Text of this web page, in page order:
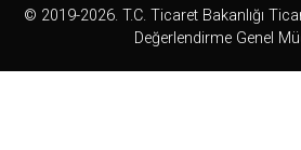
© 2019-2026. T.C. Ticaret Bakanlığı
Değerlendirme Genel